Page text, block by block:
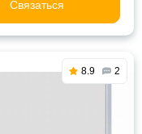
Связаться
8.9 2